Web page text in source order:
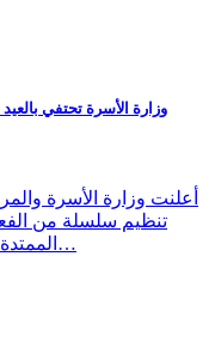
وزارة الأسرة تحتفي
أعلنت وزارة الأسرة
تنظيم سلسلة من
الممتدة من 6 إلى 13 أوت 2026 مركزيّا وبمختلف…